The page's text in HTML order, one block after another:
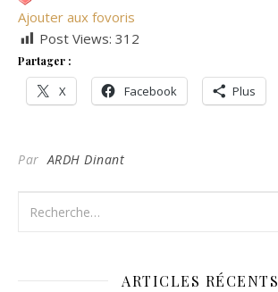
Ajouter aux fovoris
Post Views: 312
Partager :
X Facebook Plus
ParARDH Dinant
ARTICLES RÉCENTS